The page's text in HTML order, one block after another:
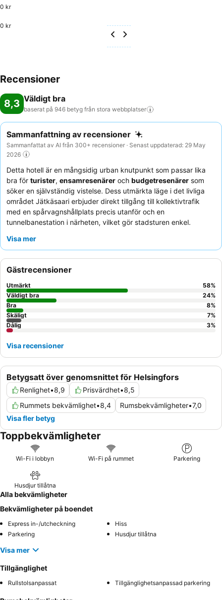
0 kr
0 kr
Recensioner
8,3 Väldigt bra
baserat på 946 betyg från stora webbplatser
Sammanfattning av recensioner
Sammanfattat av AI från 300+ recensioner · Senast uppdaterad: 29 May
2026
Detta hotell är en mångsidig urban knutpunkt som passar lika
bra för turister, ensamresenärer och budgetresenärer som
söker en självständig vistelse. Dess utmärkta läge i det livliga
området Jätkäsaari erbjuder direkt tillgång till kollektivtrafik
med en spårvagnshållplats precis utanför och en
tunnelbanestation i närheten, vilket gör stadsturen enkel.
ochtvättstuga
Gästerna berömmer konsekvent den responsiva kundtjänsten,
tillgänglig via telefon eller WhatsApp, och uppskattar
bekvämligheten med kylskåp på rummet. För en verkligt unik
upplevelse, överväg att boka ett rum med en
för
ultimat avkoppling.
Visa mer
Betygsatt över genomsnittet för Helsingfors
Renlighet•8,9 Prisvärdhet•8,5
Rummets bekvämlighet•8,4 Rumsbekvämligheter•7,0
Visa fler betyg
Gästrecensioner
Utmärkt 58%
Väldigt bra
24%
Bra
8%
Skäligt
7%
Dålig
3%
Visa recensioner
Toppbekvämligheter
Wi-Fi i lobbyn Wi-Fi på rummet Parkering
Husdjur tillåtna
Alla bekvämligheter
Bekvämligheter på boendet
Express in-/utcheckning
Hiss
Parkering
Husdjur tillåtna
Visa mer
Tillgänglighet
Rullstolsanpassat Tillgänglighetsanpassad parkering